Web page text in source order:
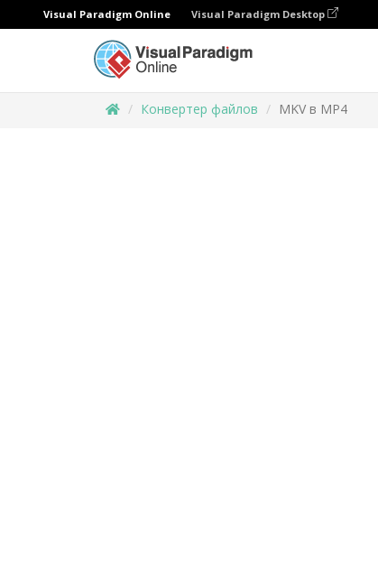
Visual Paradigm Online Visual Paradigm Desktop
Конвертер файлов MKV в MP4